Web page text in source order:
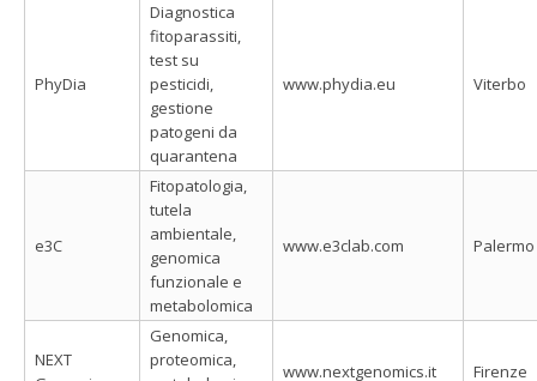
PhyDia
Diagnostica
fitoparassiti,
test su
pesticidi,
gestione
patogeni da
quarantena
www.phydia.eu Viterbo
e3C
Fitopatologia,
tutela
ambientale,
genomica
funzionale e
metabolomica
www.e3clab.com Palermo
NEXT
Genomica,
proteomica,
www.nextgenomics.it Firenze